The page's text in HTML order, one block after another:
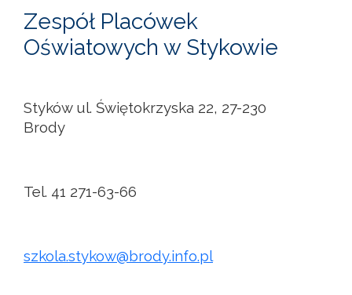
Zespół Placówek
Oświatowych w Stykowie
Styków ul. Świętokrzyska 22, 27-230
Brody
Tel. 41 271-63-66
szkola.stykow@brody.info.pl